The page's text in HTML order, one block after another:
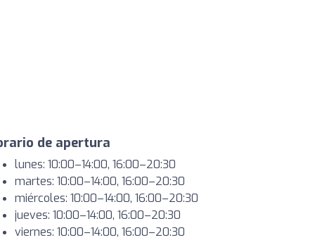
de apertura
lunes: 10:00–14:00, 16:00–20:30
martes: 10:00–14:00, 16:00–20:30
miércoles: 10:00–14:00, 16:00–20:30
jueves: 10:00–14:00, 16:00–20:30
viernes: 10:00–14:00, 16:00–20:30